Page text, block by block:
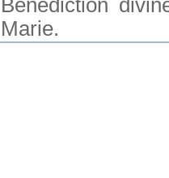
Bénédiction
Marie.